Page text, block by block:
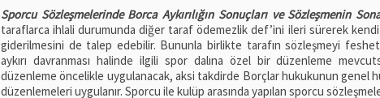
Sporcu Sözleşmelerinde Borca Aykırılığın Sonuçları ve Sözleşmenin
taraflarca ihlali durumunda diğer taraf ödemezlik def’ini ileri sürerek kendi
giderilmesini de talep edebilir. Bununla birlikte tarafın sözleşmeyi
aykırı davranması halinde ilgili spor dalına özel bir düzenleme
düzenleme öncelikle uygulanacak, aksi takdirde Borçlar hukukunun genel
düzenlemeleri uygulanır. Sporcu ile kulüp arasında yapılan sporcu